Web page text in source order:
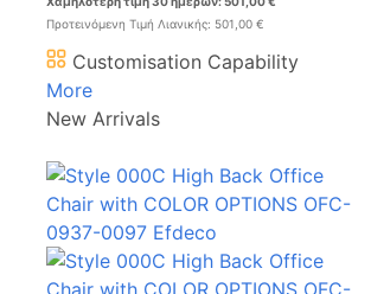
Προτεινόμενη Τιμή Λιανικής: 501,00 €
Customisation Capability
More
New Arrivals